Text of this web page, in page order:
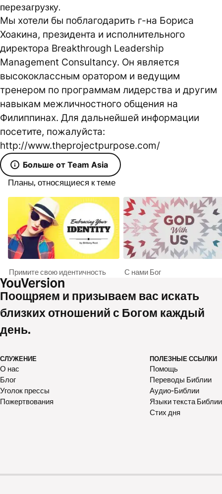
перезагрузку.
Мы хотели бы поблагодарить г-на Бориса
Хоакина, президента и исполнительного
директора Breakthrough Leadership
Management Consultancy. Он является
высококлассным оратором и ведущим
тренером по программам лидерства и другим
навыкам межличностного общения на
Филиппинах. Для дальнейшей информации
посетите, пожалуйста:
http://www.theprojectpurpose.com/
Больше от Team Asia
Планы, относящиеся к теме
Примите свою идентичность С нами Бог
Поощряем и призываем вас искать
близких отношений с Богом каждый
день.
СЛУЖЕНИЕ
О нас
Блог
Уголок прессы
Пожертвования
ПОЛЕЗНЫЕ ССЫЛКИ
Помощь
Переводы Библии
Аудио-Библии
Языки текста Библии
Стих дня